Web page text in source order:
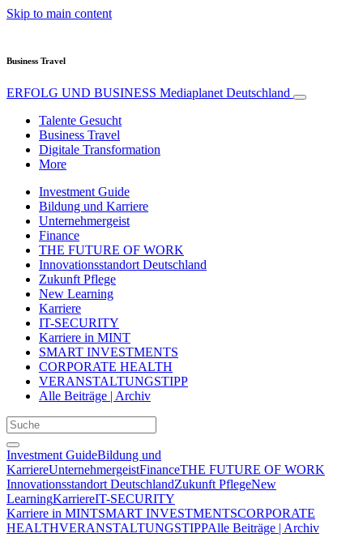
Skip to main content
Business Travel
ERFOLG UND BUSINESS Mediaplanet Deutschland
Talente Gesucht
Business Travel
Digitale Transformation
More
Investment Guide
Bildung und Karriere
Unternehmergeist
Finance
THE FUTURE OF WORK
Innovationsstandort Deutschland
Zukunft Pflege
New Learning
Karriere
IT-SECURITY
Karriere in MINT
SMART INVESTMENTS
CORPORATE HEALTH
VERANSTALTUNGSTIPP
Alle Beiträge | Archiv
Investment GuideBildung und
KarriereUnternehmergeistFinanceTHE FUTURE OF WORK
Innovationsstandort DeutschlandZukunft PflegeNew
LearningKarriereIT-SECURITY
Karriere in MINTSMART INVESTMENTSCORPORATE
HEALTHVERANSTALTUNGSTIPPAlle Beiträge | Archiv